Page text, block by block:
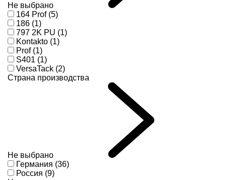
Не выбрано
164 Prof (5)
186 (1)
797 2K PU (1)
Kontakto (1)
Prof (1)
S401 (1)
VersaTack (2)
Страна производства
Не выбрано
Германия (36)
Россия (9)